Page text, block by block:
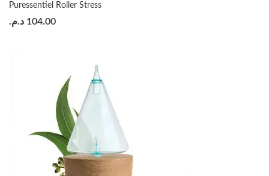
Puressentiel Roller Stress
104.00 د.م.